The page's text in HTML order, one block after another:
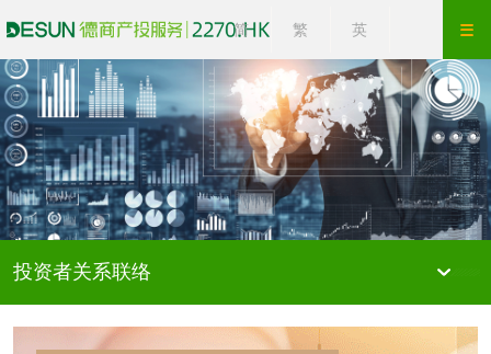
简 繁 英
投资者关系联络